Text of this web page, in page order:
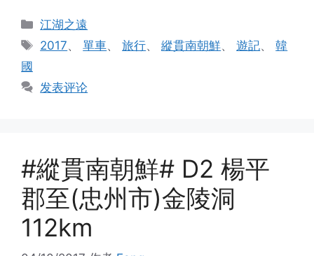
分
类
江湖之遠
标
2017、單車、旅行、縱貫南朝鮮、遊記、韓
國
发表评论
#縱貫南朝鮮# D2 楊平
郡至(忠州市)金陵洞
112km